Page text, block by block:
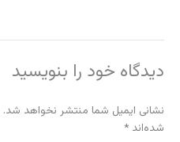
دیدگاه‌ خود را بنویسید
نشانی ایمیل شما منتشر نخواهد شد.
شده‌اند *